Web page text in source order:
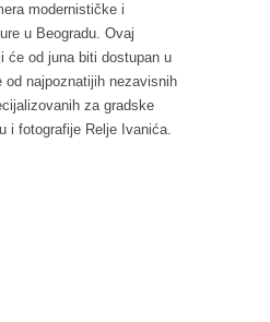
modernističke i
u Beogradu. Ovaj
će od juna biti dostupan u
od najpoznatijih nezavisnih
za gradske
i fotografije Relje Ivanića.